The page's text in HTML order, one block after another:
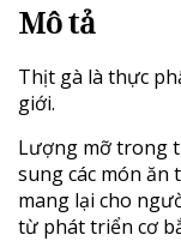
Mô tả
Thịt gà là thực
giới.
Lượng mỡ trong
sung các món ăn
mang lại cho
từ phát triển cơ